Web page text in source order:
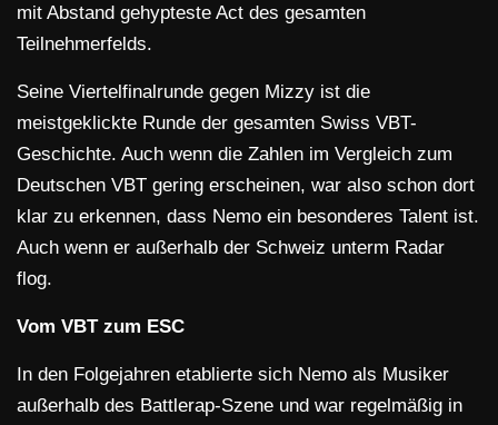
mit Abstand gehypteste Act des gesamten
Teilnehmerfelds.
Seine Viertelfinalrunde gegen Mizzy ist die
meistgeklickte Runde der gesamten Swiss VBT-
Geschichte. Auch wenn die Zahlen im Vergleich zum
Deutschen VBT gering erscheinen, war also schon dort
klar zu erkennen, dass Nemo ein besonderes Talent ist.
Auch wenn er außerhalb der Schweiz unterm Radar
flog.
Vom VBT zum ESC
In den Folgejahren etablierte sich Nemo als Musiker
außerhalb des Battlerap-Szene und war regelmäßig in